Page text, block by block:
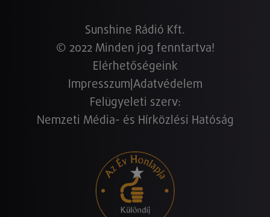
Sunshine Rádió Kft.
© 2022 Minden jog fenntartva!
Elérhetőségeink
Impresszum Adatvédelem
Felügyeleti szerv:
Nemzeti Média- és Hírközlési Hatóság